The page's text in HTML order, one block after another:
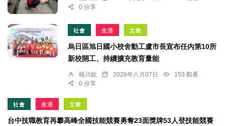
0 分享
社會 生活 文教
烏日區旭日國小校舍動工盧市長宣布任內第10所
新校開工、持續擴充教育量能
楊川欽 2026年八月07日
153 觀看
0 分享
社會 生活 文教
台中技職教育再攀高峰全國技能競賽勇奪23面獎牌53人登技能競賽